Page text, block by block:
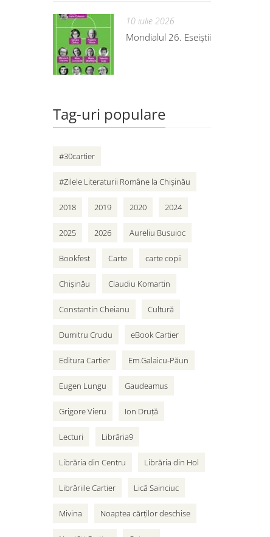
10 iulie 2026
Mondialul 26. Eseiștii
Tag-uri populare
#30cartier
#Zilele Literaturii Române la Chișinău
2018 2019 2020 2024
2025 2026 Aureliu Busuioc
Bookfest Carte carte copii
Chișinău Claudiu Komartin
Constantin Cheianu Cultură
Dumitru Crudu eBook Cartier
Editura Cartier Em.Galaicu-Păun
Eugen Lungu Gaudeamus
Grigore Vieru Ion Druță
Lecturi Librăria9
Librăria din Centru Librăria din Hol
Librăriile Cartier Lică Sainciuc
Mivina Noaptea cărților deschise